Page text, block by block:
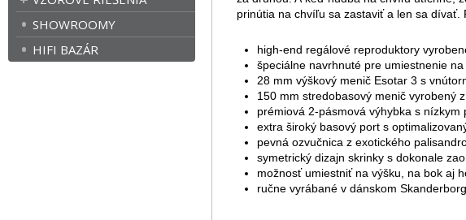
SHOWROOMY
HIFI BAZÁR
prinútia na chvíľu sa zastaviť a len sa dívať.
high-end regálové reproduktory
špeciálne navrhnuté pre umiestnenie
28 mm výškový menič Esotar 3 s
150 mm stredobasový menič vyrobený
prémiová 2-pásmová výhybka s nízkym
extra široký basový port s
pevná ozvučnica z exotického
symetrický dizajn skrinky s dokonale
možnosť umiestniť na výšku, na bok aj
ručne vyrábané v dánskom